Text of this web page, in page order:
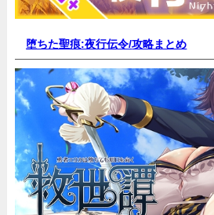
堕ちた聖痕:夜行伝令/攻略まとめ